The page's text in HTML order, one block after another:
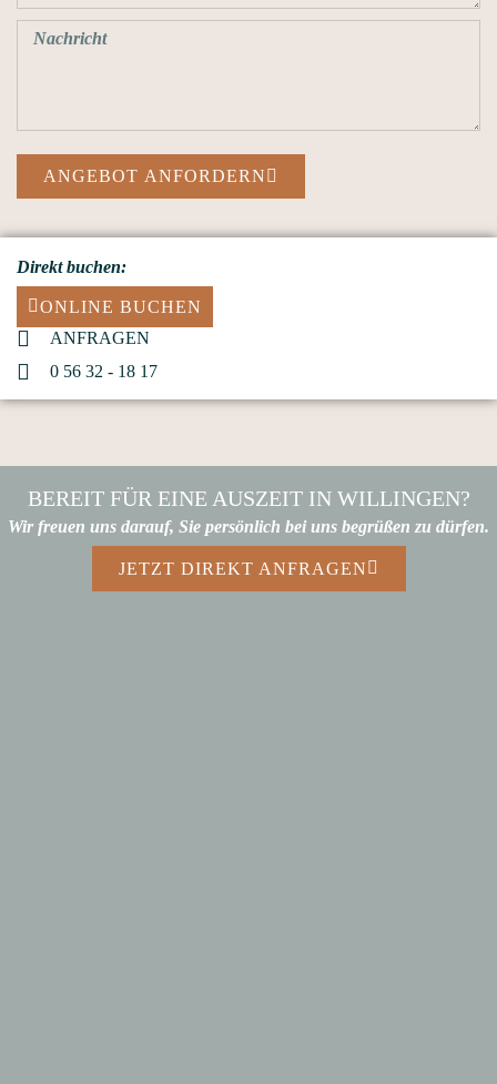
ANGEBOT ANFORDERN
Direkt buchen:
ONLINE BUCHEN
ANFRAGEN
0 56 32 - 18 17
BEREIT FÜR EINE AUSZEIT IN WILLINGEN?
Wir freuen uns darauf, Sie persönlich bei uns begrüßen zu dürfen.
JETZT DIREKT ANFRAGEN